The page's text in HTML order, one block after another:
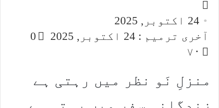
an
email
24 اکتوبر, 2025
آخری ترمیم : 24 اکتوبر, 2025
0
۷۰
منزلِ نَو نظر میں رہتی ہے